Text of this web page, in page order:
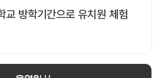
방학기간으로 유치원 체험